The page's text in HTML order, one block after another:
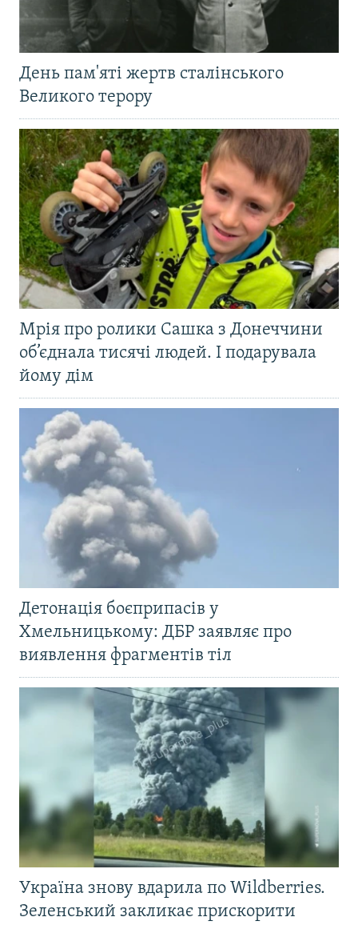
День пам'яті жертв сталінського
Великого терору
Мрія про ролики Сашка з Донеччини
об’єднала тисячі людей. І подарувала
йому дім
Детонація боєприпасів у
Хмельницькому: ДБР заявляє про
виявлення фрагментів тіл
Україна знову вдарила по Wildberries.
Зеленський закликає прискорити